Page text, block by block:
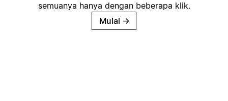
semuanya hanya dengan beberapa klik.
Mulai →